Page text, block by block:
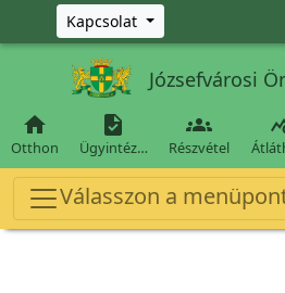
Ugrás a fő tartalomra
Kapcsolat
Józsefvárosi

Otthon

Ügyintéz…

Részvétel
Válasszon a